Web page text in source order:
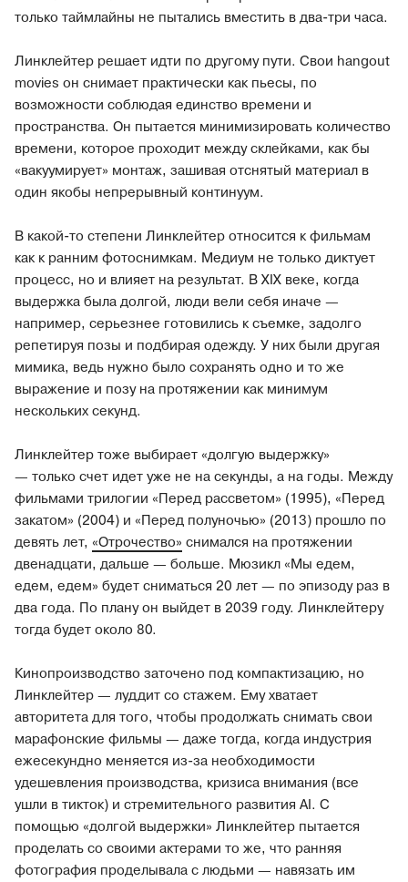
только таймлайны не пытались вместить в два-три часа.
Линклейтер решает идти по другому пути. Свои hangout
movies он снимает практически как пьесы, по
возможности соблюдая единство времени и
пространства. Он пытается минимизировать количество
времени, которое проходит между склейками, как бы
«вакуумирует» монтаж, зашивая отснятый материал в
один якобы непрерывный континуум.
В какой-то степени Линклейтер относится к фильмам
как к ранним фотоснимкам. Медиум не только диктует
процесс, но и влияет на результат. В XIX веке, когда
выдержка была долгой, люди вели себя иначе —
например, серьезнее готовились к съемке, задолго
репетируя позы и подбирая одежду. У них были другая
мимика, ведь нужно было сохранять одно и то же
выражение и позу на протяжении как минимум
нескольких секунд.
Линклейтер тоже выбирает «долгую выдержку»
— только счет идет уже не на секунды, а на годы. Между
фильмами трилогии «Перед рассветом» (1995), «Перед
закатом» (2004) и «Перед полуночью» (2013) прошло по
девять лет, «Отрочество» снимался на протяжении
двенадцати, дальше — больше. Мюзикл «Мы едем,
едем, едем» будет сниматься 20 лет — по эпизоду раз в
два года. По плану он выйдет в 2039 году. Линклейтеру
тогда будет около 80.
Кинопроизводство заточено под компактизацию, но
Линклейтер — луддит со стажем. Ему хватает
авторитета для того, чтобы продолжать снимать свои
марафонские фильмы — даже тогда, когда индустрия
ежесекундно меняется из-за необходимости
удешевления производства, кризиса внимания (все
ушли в тикток) и стремительного развития AI. С
помощью «долгой выдержки» Линклейтер пытается
проделать со своими актерами то же, что ранняя
фотография проделывала с людьми — навязать им